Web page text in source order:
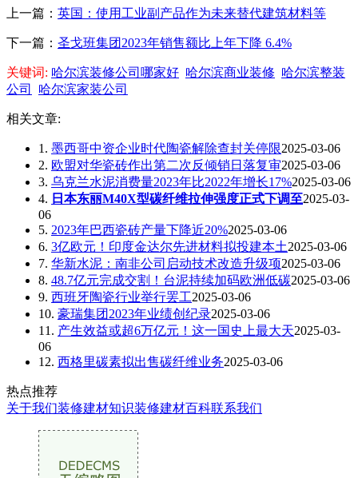
上一篇： 英国：使用工业副产品作为未来替代建筑材料等
下一篇： 圣戈班集团2023年销售额比上年下降 6.4%
关键词: 哈尔滨装修公司哪家好 哈尔滨商业装修 哈尔滨整装
公司
哈尔滨家装公司
相关文章:
1. 墨西哥中资企业时代陶瓷解除查封关停限2025-03-06
2. 欧盟对华瓷砖作出第二次反倾销日落复审2025-03-06
3. 乌克兰水泥消费量2023年比2022年增长17%2025-03-06
4. 日本东丽M40X型碳纤维拉伸强度正式下调至2025-03-
06
5. 2023年巴西瓷砖产量下降近20%2025-03-06
6. 3亿欧元！印度金达尔先进材料拟投建本土2025-03-06
7. 华新水泥：南非公司启动技术改造升级项2025-03-06
8. 48.7亿元完成交割！台泥持续加码欧洲低碳2025-03-06
9. 西班牙陶瓷行业举行罢工2025-03-06
10. 豪瑞集团2023年业绩创纪录2025-03-06
11. 产生效益或超6万亿元！这一国史上最大天2025-03-
06
12. 西格里碳素拟出售碳纤维业务2025-03-06
热点推荐
关于我们装修建材知识装修建材百科联系我们